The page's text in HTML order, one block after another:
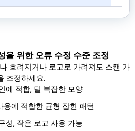
을 위한 오류 수정 수준 조정
흐려지거나 로고로 가려져도 스캔 가
조정하세요.
에 적합, 덜 복잡한 모양
용에 적합한 균형 잡힌 패턴
성, 작은 로고 사용 가능